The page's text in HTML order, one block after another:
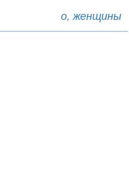
о, женщины